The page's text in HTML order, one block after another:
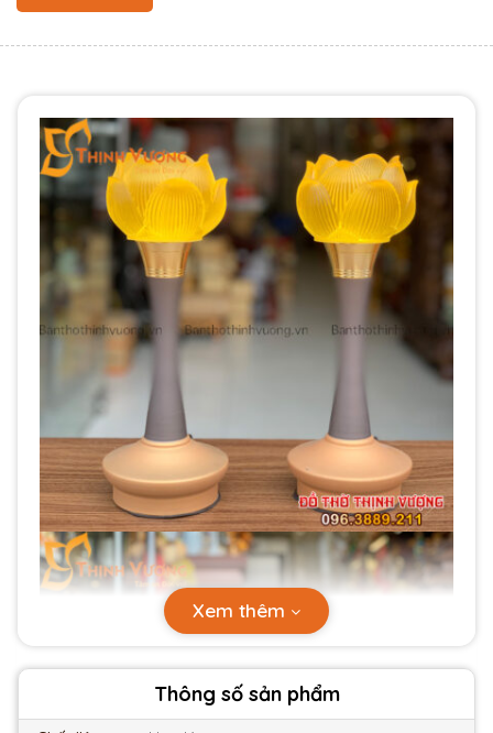
Thông số sản phẩm
Xem thêm